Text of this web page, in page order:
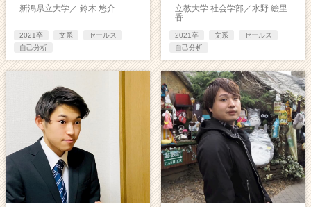
新潟県立大学／ 鈴木 悠介
2021卒 文系
セールス
自己分析
立教大学 社会学部／水野 絵里
香
2021卒 文系
セールス
自己分析